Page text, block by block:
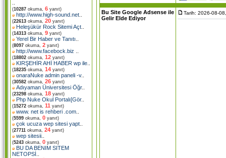
(10287 okuma, 6 yanıt)
http://www.high-sound.net
(22613 okuma, 20 yanıt)
Heleşükür Rock Sitemi Açt
(14313 okuma, 9 yanıt)
Yerel Bir Haber ve Tanıtı
(8097 okuma, 2 yanıt)
http://www.facebock.biz
(18802 okuma, 12 yanıt)
KIRŞEHİR AHİ HABER wp ile
(18235 okuma, 14 yanıt)
onaraNuke admin paneli -v..
(30582 okuma, 26 yanıt)
Adıyaman Üniversitesi Öğr..
(23298 okuma, 18 yanıt)
Php Nuke Okul Portalı[Gör..
(15272 okuma, 11 yanıt)
www. net is rehberi .com
(5599 okuma, 0 yanıt)
çok ucuza wep sitesi yapt
(27711 okuma, 24 yanıt)
wep sitesii
(5243 okuma, 0 yanıt)
BU DA BENIM SITEM
NETOPSİ
Bu Site Google Adsense ile
Gelir Elde Ediyor
Tarih: 2026-08-